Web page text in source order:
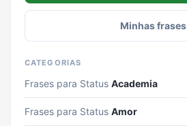
Minhas frases
CATEGORIAS
Frases para Status Academia
Frases para Status Amor